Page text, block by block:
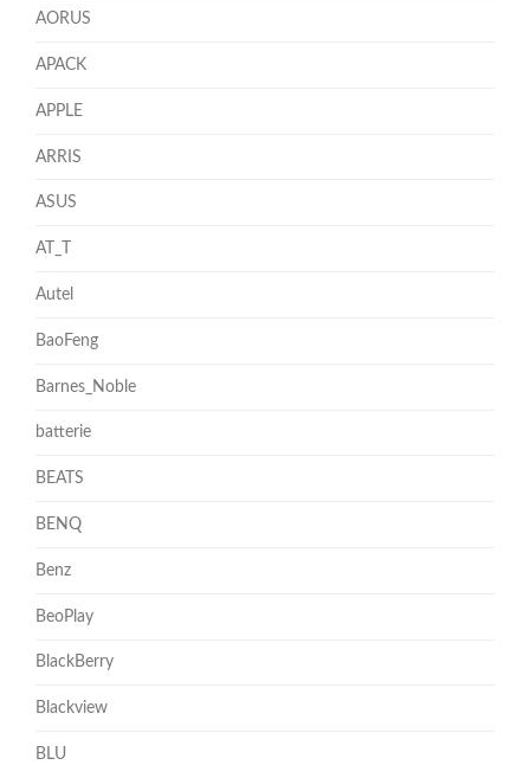
AORUS
APACK
APPLE
ARRIS
ASUS
AT_T
Autel
BaoFeng
Barnes_Noble
batterie
BEATS
BENQ
Benz
BeoPlay
BlackBerry
Blackview
BLU